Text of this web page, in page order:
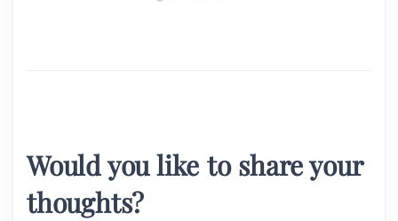
Would you like to share your
thoughts?